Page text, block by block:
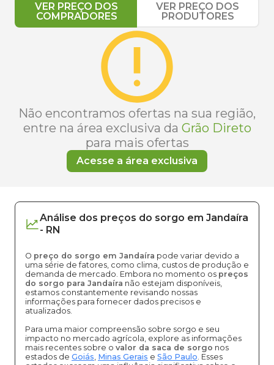
VER PREÇO DOS
COMPRADORES
VER PREÇO DOS
PRODUTORES
Não encontramos ofertas na sua região,
entre na área exclusiva da Grão Direto
para mais ofertas
Acesse a área exclusiva
Análise dos preços do sorgo em Jandaíra
- RN
O preço do sorgo em Jandaíra pode variar devido a
uma série de fatores, como clima, custos de produção e
demanda de mercado. Embora no momento os preços
do sorgo para Jandaíra não estejam disponíveis,
estamos constantemente revisando nossas
informações para fornecer dados precisos e
atualizados.
Para uma maior compreensão sobre sorgo e seu
impacto no mercado agrícola, explore as informações
mais recentes sobre o valor da saca de sorgo nos
estados de Goiás, Minas Gerais e São Paulo. Esses